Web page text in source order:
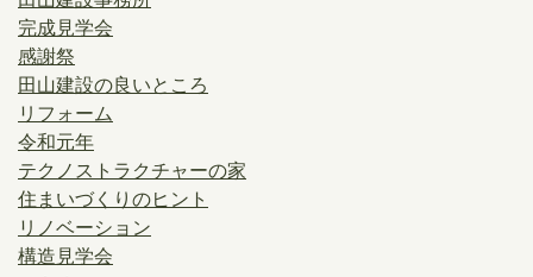
完成見学会
感謝祭
田山建設の良いところ
リフォーム
令和元年
テクノストラクチャーの家
住まいづくりのヒント
リノベーション
構造見学会